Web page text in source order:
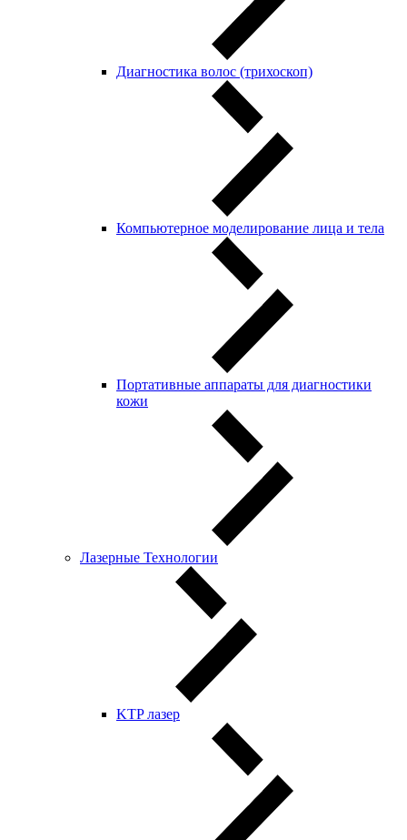
Диагностика волос (трихоскоп)
Компьютерное моделирование лица и тела
Портативные аппараты для диагностики
кожи
Лазерные Технологии
KTP лазер